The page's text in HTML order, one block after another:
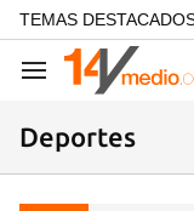
common.go-to-content
TEMAS
Navegación
Deportes